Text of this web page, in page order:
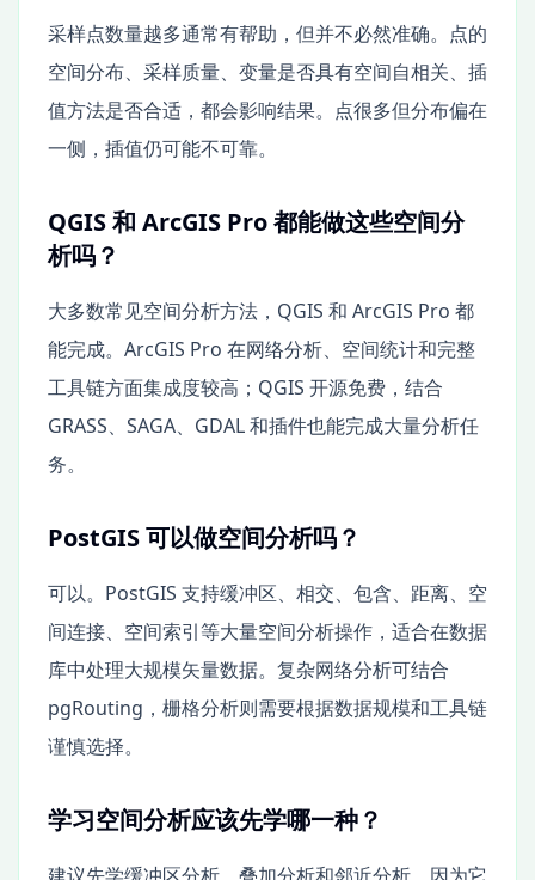
采样点数量越多通常有帮助，但并不必然准确。点的
空间分布、采样质量、变量是否具有空间自相关、插
值方法是否合适，都会影响结果。点很多但分布偏在
一侧，插值仍可能不可靠。
QGIS 和 ArcGIS Pro 都能做这些空间分
析吗？
大多数常见空间分析方法，QGIS 和 ArcGIS Pro 都
能完成。ArcGIS Pro 在网络分析、空间统计和完整
工具链方面集成度较高；QGIS 开源免费，结合
GRASS、SAGA、GDAL 和插件也能完成大量分析任
务。
PostGIS 可以做空间分析吗？
可以。PostGIS 支持缓冲区、相交、包含、距离、空
间连接、空间索引等大量空间分析操作，适合在数据
库中处理大规模矢量数据。复杂网络分析可结合
pgRouting，栅格分析则需要根据数据规模和工具链
谨慎选择。
学习空间分析应该先学哪一种？